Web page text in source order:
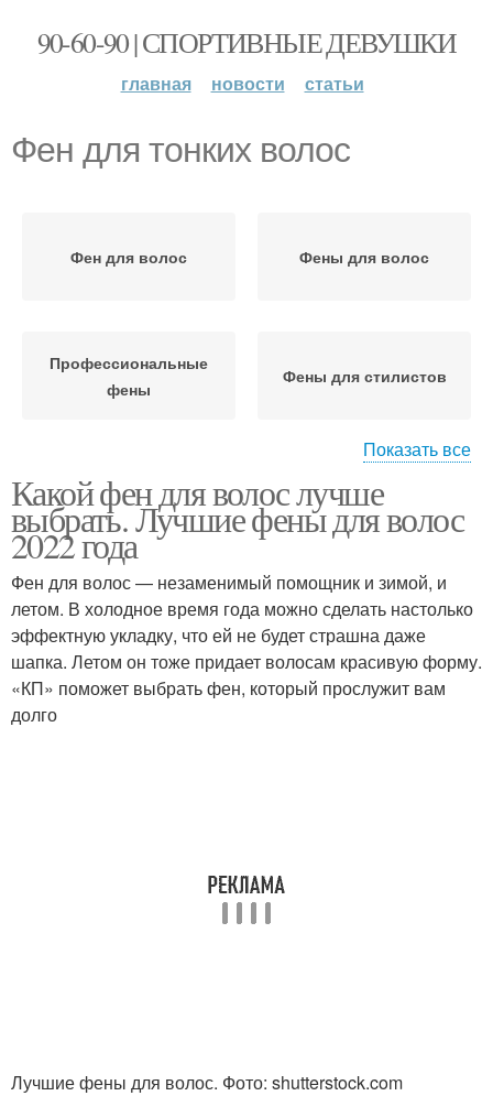
90-60-90 | СПОРТИВНЫЕ ДЕВУШКИ
главная новости статьи
Фен для тонких волос
Фен для волос Фены для волос
Профессиональные
фены
Фены для стилистов
Профессиональный
фен
Фен для выпрямления
Показать все
Какой фен для волос лучше
выбрать. Лучшие фены для волос
2022 года
Фен для волос — незаменимый помощник и зимой, и
летом. В холодное время года можно сделать настолько
эффектную укладку, что ей не будет страшна даже
шапка. Летом он тоже придает волосам красивую форму.
«КП» поможет выбрать фен, который прослужит вам
долго
Лучшие фены для волос. Фото: shutterstock.com